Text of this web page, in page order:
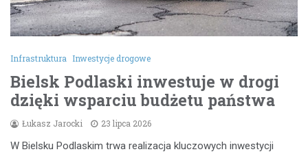
Infrastruktura Inwestycje drogowe
Bielsk Podlaski inwestuje w drogi
dzięki wsparciu budżetu państwa
Łukasz Jarocki 23 lipca 2026
W Bielsku Podlaskim trwa realizacja kluczowych inwestycji